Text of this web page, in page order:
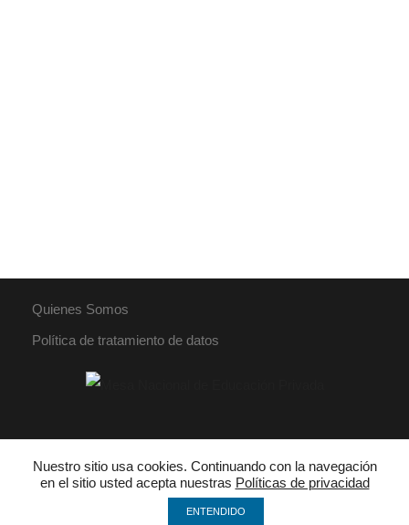
Quienes Somos
Política de tratamiento de datos
PBX: 018000 942030
mesanacionaleducacionprivada@gmail.com
Nuestro sitio usa cookies. Continuando con la navegación
en el sitio usted acepta nuestras Políticas de privacidad
ENTENDIDO